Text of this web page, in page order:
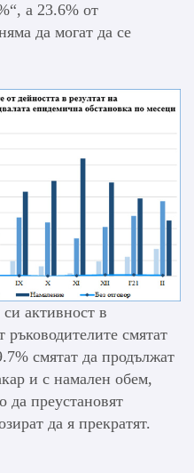
а 23.6% от
да могат да се
активност в
ръководителите смятат
смятат да продължат
и с намален обем,
да преустановят
да я прекратят.